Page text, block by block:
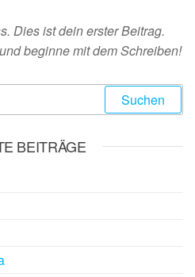
Dies ist dein erster Beitrag.
beginne mit dem Schreiben!
BEITRÄGE